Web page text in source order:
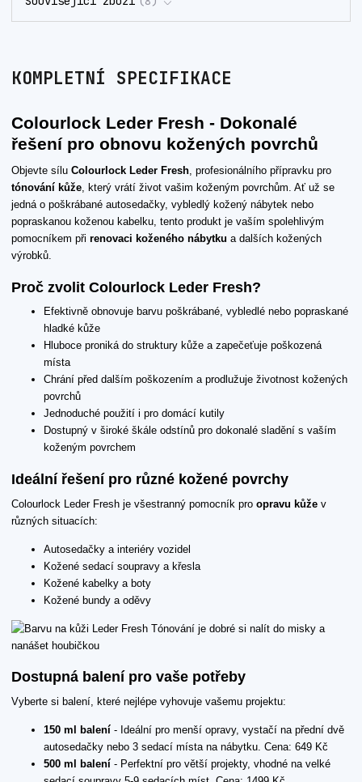
KOMPLETNÍ SPECIFIKACE
Colourlock Leder Fresh - Dokonalé
řešení pro obnovu kožených povrchů
Objevte sílu Colourlock Leder Fresh, profesionálního přípravku pro
tónování kůže, který vrátí život vašim koženým povrchům. Ať už se
jedná o poškrábané autosedačky, vybledlý kožený nábytek nebo
popraskanou koženou kabelku, tento produkt je vaším spolehlivým
pomocníkem při renovaci koženého nábytku a dalších kožených
výrobků.
Proč zvolit Colourlock Leder Fresh?
Efektivně obnovuje barvu poškrábané, vybledlé nebo popraskané
hladké kůže
Hluboce proniká do struktury kůže a zapečeťuje poškozená
místa
Chrání před dalším poškozením a prodlužuje životnost kožených
povrchů
Jednoduché použití i pro domácí kutily
Dostupný v široké škále odstínů pro dokonalé sladění s vaším
koženým povrchem
Ideální řešení pro různé kožené povrchy
Colourlock Leder Fresh je všestranný pomocník pro opravu kůže v
různých situacích:
Autosedačky a interiéry vozidel
Kožené sedací soupravy a křesla
Kožené kabelky a boty
Kožené bundy a oděvy
Dostupná balení pro vaše potřeby
Vyberte si balení, které nejlépe vyhovuje vašemu projektu:
150 ml balení - Ideální pro menší opravy, vystačí na přední dvě
autosedačky nebo 3 sedací místa na nábytku. Cena: 649 Kč
500 ml balení - Perfektní pro větší projekty, vhodné na velké